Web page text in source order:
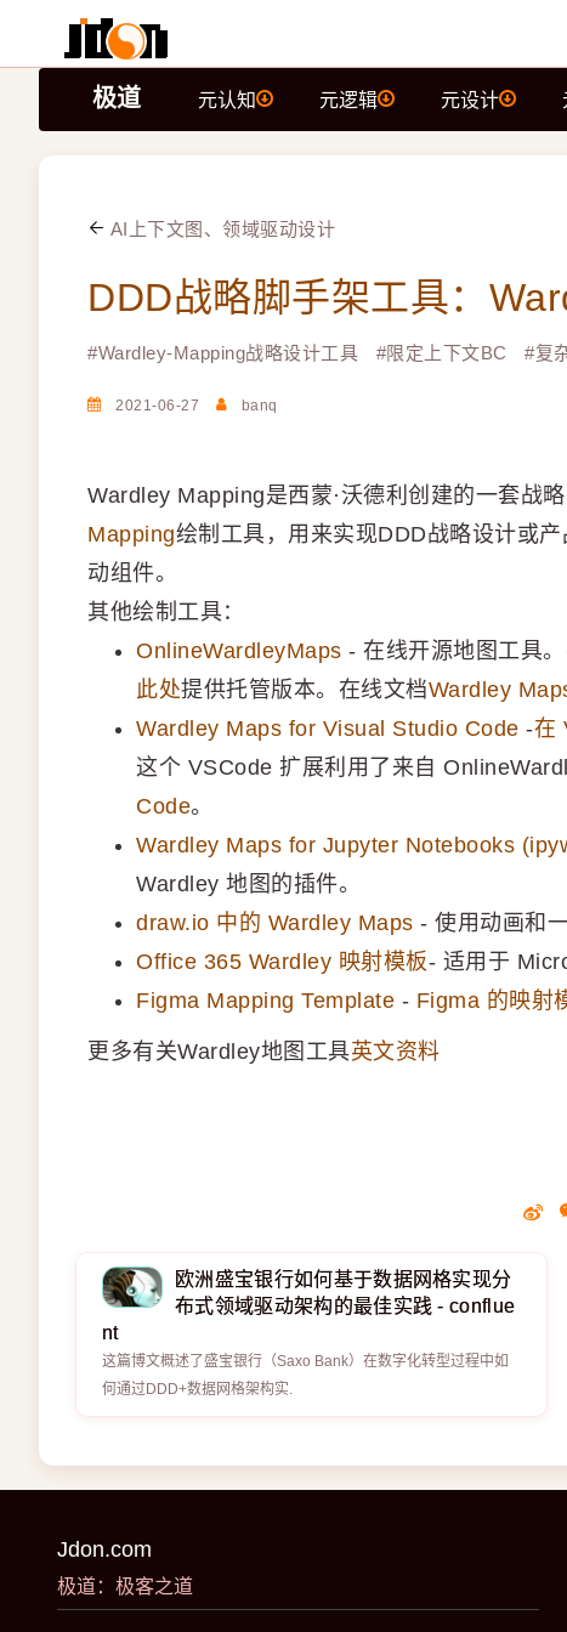
极道 元认知 元逻辑 元设计
AI上下文图、领域驱动设计
DDD战略脚手架工具：
#Wardley-Mapping战略设计工具 #限定上下文BC #复
2021-06-27 banq
Wardley Mapping是西蒙·沃德利创建的一套战
Mapping绘制工具，用来实现DDD战略设计或
动组件。
其他绘制工具：
OnlineWardleyMaps - 在线开源地图工具。
此处提供托管版本。在线文档Wardley
Wardley Maps for Visual Studio Code -在
这个 VSCode 扩展利用了来自
Code。
Wardley Maps for Jupyter Notebooks
Wardley 地图的插件。
draw.io 中的 Wardley Maps - 使用动画和
Office 365 Wardley 映射模板- 适用于
Figma Mapping Template - Figma 的映射
更多有关Wardley地图工具英文资料
欧洲盛宝银行如何基于数据网格实现分
布式领域驱动架构的最佳实践 - conflue
nt
这篇博文概述了盛宝银行（Saxo Bank）在数字化转型过程中如
何通过DDD+数据网格架构实.
Jdon.com
极道：极客之道